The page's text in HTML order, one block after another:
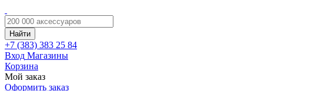
Найти
+7 (383) 383 25 84
Вход Магазины
Корзина
Мой заказ
Оформить заказ